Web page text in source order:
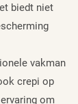
biedt niet
vakman
crepi op
om